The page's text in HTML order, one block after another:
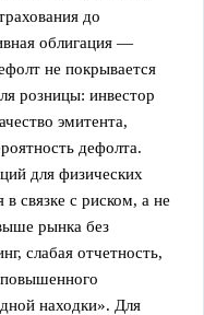
до
облигация —
не покрывается
розницы: инвестор
эмитента,
дефолта.
для физических
в связке с риском, а не
рынка без
слабая отчетность,
повышенного
находки». Для